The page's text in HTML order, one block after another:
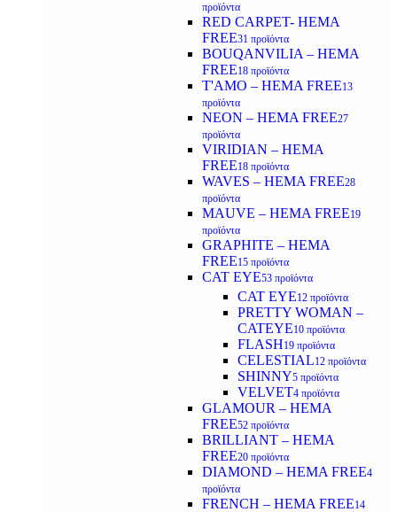
προϊόντα
RED CARPET- HEMA
FREE31 προϊόντα
BOUQANVILIA – HEMA
FREE18 προϊόντα
T'AMO – HEMA FREE13
προϊόντα
NEON – HEMA FREE27
προϊόντα
VIRIDIAN – HEMA
FREE18 προϊόντα
WAVES – HEMA FREE28
προϊόντα
MAUVE – HEMA FREE19
προϊόντα
GRAPHITE – HEMA
FREE15 προϊόντα
CAT EYE53 προϊόντα
CAT EYE12 προϊόντα
PRETTY WOMAN –
CATEYE10 προϊόντα
FLASH19 προϊόντα
CELESTIAL12 προϊόντα
SHINNY5 προϊόντα
VELVET4 προϊόντα
GLAMOUR – HEMA
FREE52 προϊόντα
BRILLIANT – HEMA
FREE20 προϊόντα
DIAMOND – HEMA FREE4
προϊόντα
FRENCH – HEMA FREE14